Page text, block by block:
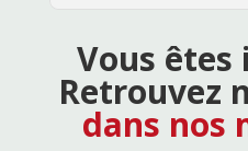
Vous êtes
Retrouvez
dans nos